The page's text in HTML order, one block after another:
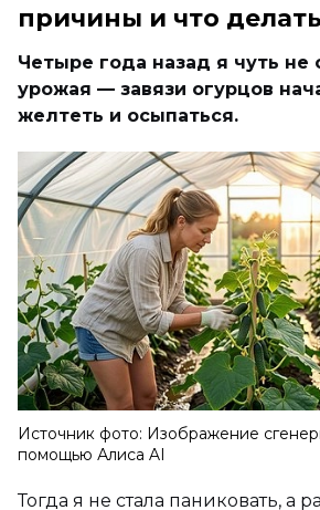
причины и что делать
Четыре года назад я чуть не
урожая — завязи огурцов
желтеть и осыпаться.
Источник фото: Изображение
помощью Алиса AI
Тогда я не стала паниковать, а